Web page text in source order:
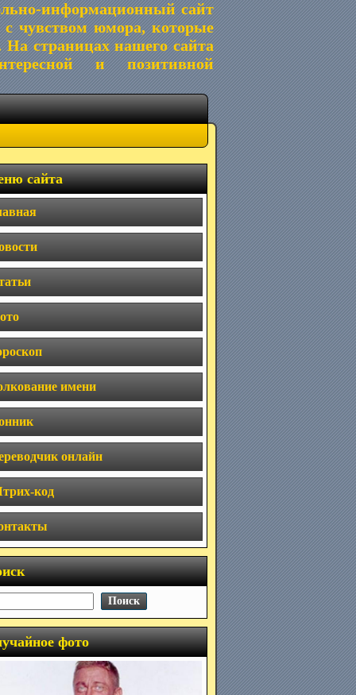
информационный сайт
чувством юмора, которые
страницах нашего сайта
и позитивной
сайта
имени
онлайн
код
фото